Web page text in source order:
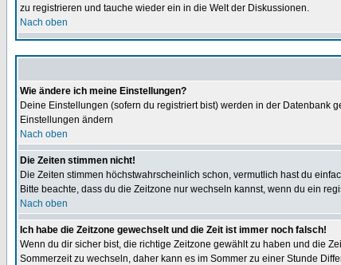
zu registrieren und tauche wieder ein in die Welt der Diskussionen.
Nach oben
Wie ändere ich meine Einstellungen?
Deine Einstellungen (sofern du registriert bist) werden in der Datenbank
Einstellungen ändern
Nach oben
Die Zeiten stimmen nicht!
Die Zeiten stimmen höchstwahrscheinlich schon, vermutlich hast du
Bitte beachte, dass du die Zeitzone nur wechseln kannst, wenn du ein
Nach oben
Ich habe die Zeitzone gewechselt und die Zeit ist immer noch falsch!
Wenn du dir sicher bist, die richtige Zeitzone gewählt zu haben und die
Sommerzeit zu wechseln, daher kann es im Sommer zu einer Stunde